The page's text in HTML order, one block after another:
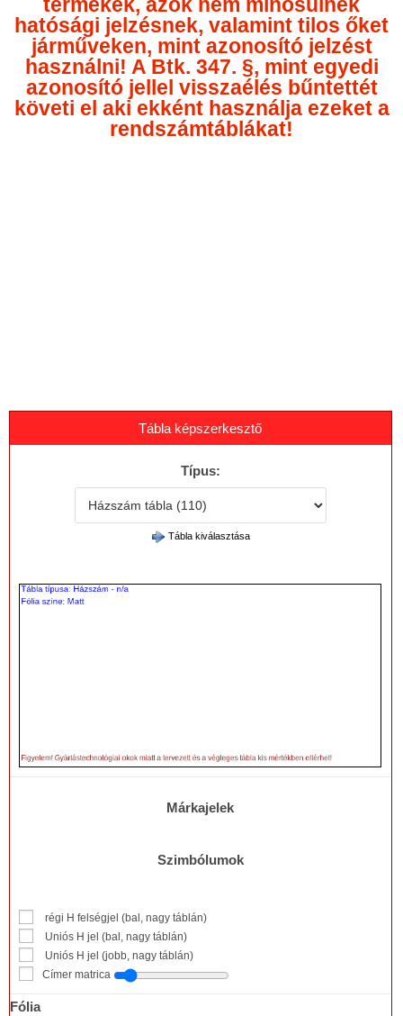
termékek, azok nem minősülnek
hatósági jelzésnek, valamint tilos őket
járműveken, mint azonosító jelzést
használni! A Btk. 347. §, mint egyedi
azonosító jellel visszaélés bűntettét
követi el aki ekként használja ezeket a
rendszámtáblákat!
Tábla képszerkesztő
Típus:
Tábla kiválasztása
Márkajelek
Szimbólumok
régi H felségjel (bal, nagy táblán)
Uniós H jel (bal, nagy táblán)
Uniós H jel (jobb, nagy táblán)
Címer matrica
Fólia